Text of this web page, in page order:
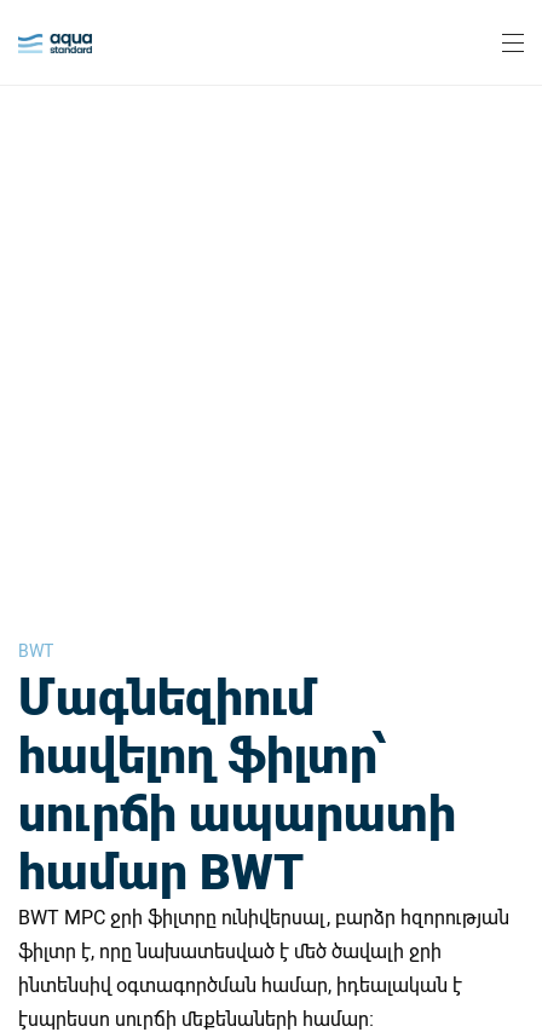
BWT
Մագնեզիում
հավելող ֆիլտր՝
սուրճի ապարատի
համար BWT
BWT MPC ջրի ֆիլտրը ունիվերսալ, բարձր հզորության
ֆիլտր է, որը նախատեսված է մեծ ծավալի ջրի
ինտենսիվ օգտագործման համար, իդեալական է
էսպրեսսո սուրճի մեքենաների համար։